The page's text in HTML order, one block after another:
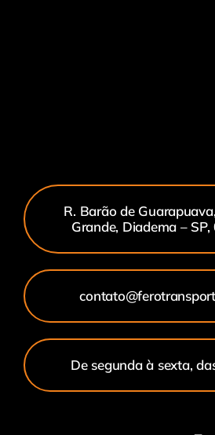
R. Barão de
Grande, Diadema –
De segunda à sexta,